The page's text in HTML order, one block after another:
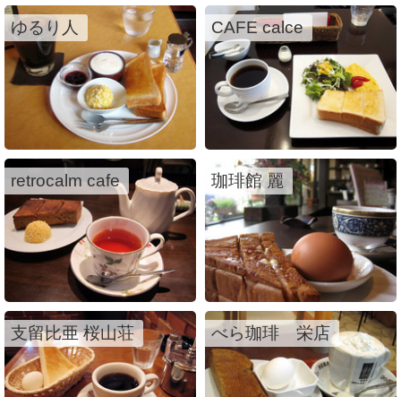
ゆるり人 CAFE calce
retrocalm cafe 珈琲館 麗
支留比亜 桜山荘 べら珈琲 栄店